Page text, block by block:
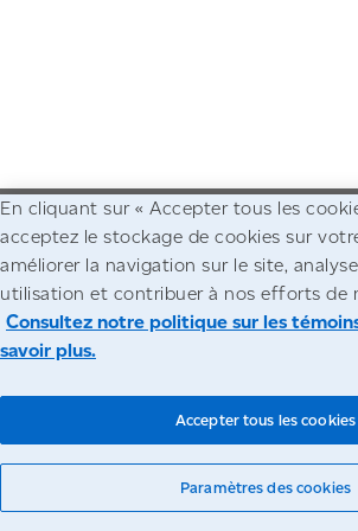
Allez à la page d'accueil de
Accessibilité Avis juridiques
En cliquant sur « Accepter tous les
acceptez le stockage de cookies sur
améliorer la navigation sur le site,
utilisation et contribuer à nos efforts de
Consultez notre politique sur les
savoir plus.
Paramètres des cookies
Accepter tous les cookies